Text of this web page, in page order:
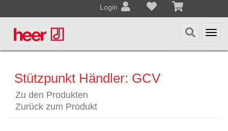
Login
Stützpunkt Händler: GCV
Zu den Produkten
Zurück zum Produkt